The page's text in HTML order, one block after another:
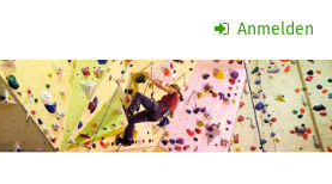
Anmelden